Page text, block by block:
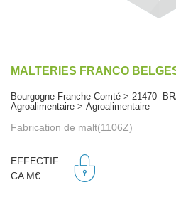
MALTERIES FRANCO
Bourgogne-Franche-Comté > 21470
Agroalimentaire > Agroalimentaire
Fabrication de malt(1106Z)
EFFECTIF
CA M€